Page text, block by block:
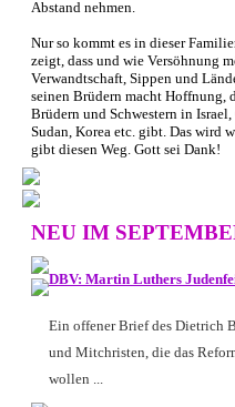
Abstand nehmen.
Nur so kommt es in dieser
zeigt, dass und wie Versöhnung
Verwandtschaft, Sippen und
seinen Brüdern macht Hoffnung,
Brüdern und Schwestern in
Sudan, Korea etc. gibt. Das wird
gibt diesen Weg. Gott sei Dank!
NEU IM
DBV: Martin Luthers
Ein offener Brief des Dietrich
und Mitchristen, die das
wollen ...